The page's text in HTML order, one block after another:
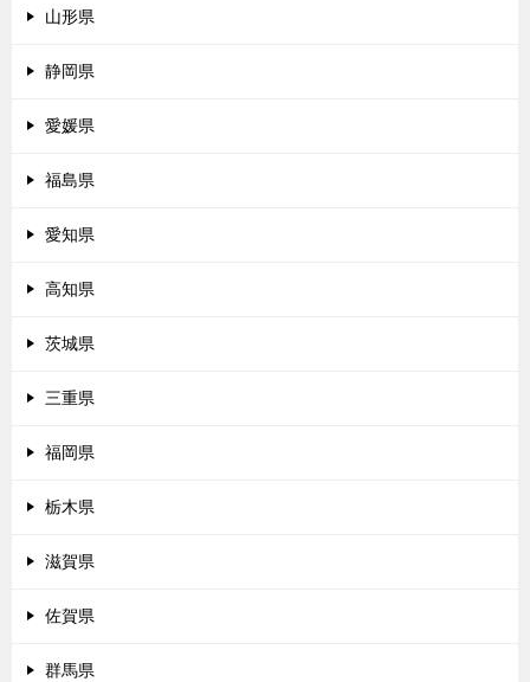
山形県
静岡県
愛媛県
福島県
愛知県
高知県
茨城県
三重県
福岡県
栃木県
滋賀県
佐賀県
群馬県